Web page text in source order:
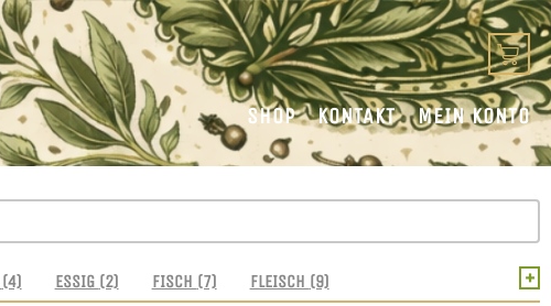
SHOP KONTAKT MEIN KONTO
(4) ESSIG (2) FISCH (7) FLEISCH (9)
+